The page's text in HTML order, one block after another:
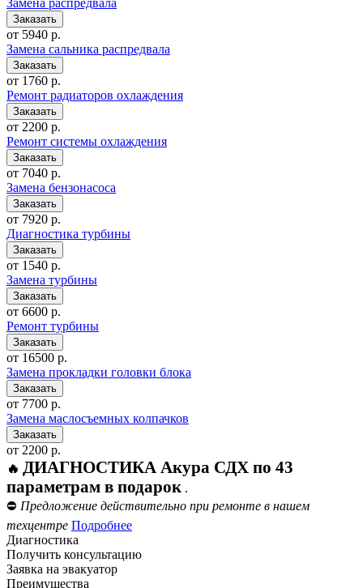
Замена распредвала
от 5940 р.
Замена сальника распредвала
от 1760 р.
Ремонт радиаторов охлаждения
от 2200 р.
Ремонт системы охлаждения
от 7040 р.
Замена бензонасоса
от 7920 р.
Диагностика турбины
от 1540 р.
Замена турбины
от 6600 р.
Ремонт турбины
от 16500 р.
Замена прокладки головки блока
от 7700 р.
Замена маслосъемных колпачков
от 2200 р.
🔥 ДИАГНОСТИКА Акура СДХ по 43
параметрам в подарок .
⛔ Предложение действительно при ремонте в нашем
техцентре Подробнее
Диагностика
Получить консультацию
Заявка на эвакуатор
Преимущества